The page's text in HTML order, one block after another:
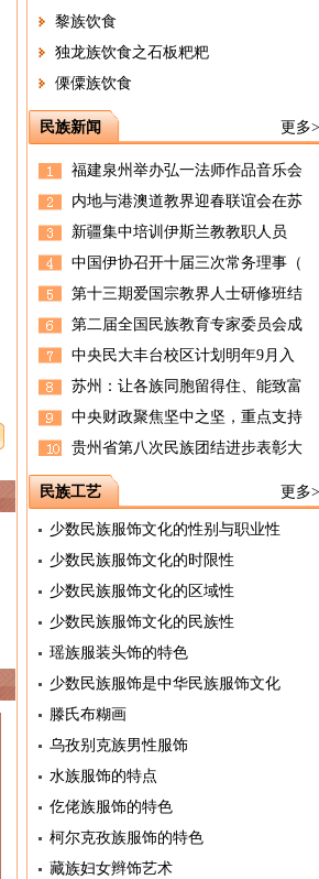
黎族饮食
独龙族饮食之石板粑粑
傈僳族饮食
更多
民族新闻
福建泉州举办弘一法师作品音乐会
内地与港澳道教界迎春联谊会在苏
新疆集中培训伊斯兰教教职人员
中国伊协召开十届三次常务理事（
第十三期爱国宗教界人士研修班结
第二届全国民族教育专家委员会成
中央民大丰台校区计划明年9月入
苏州：让各族同胞留得住、能致富
中央财政聚焦坚中之坚，重点支持
贵州省第八次民族团结进步表彰大
更多
民族工艺
少数民族服饰文化的性别与职业性
少数民族服饰文化的时限性
少数民族服饰文化的区域性
少数民族服饰文化的民族性
瑶族服装头饰的特色
少数民族服饰是中华民族服饰文化
滕氏布糊画
乌孜别克族男性服饰
水族服饰的特点
仡佬族服饰的特色
柯尔克孜族服饰的特色
藏族妇女辫饰艺术